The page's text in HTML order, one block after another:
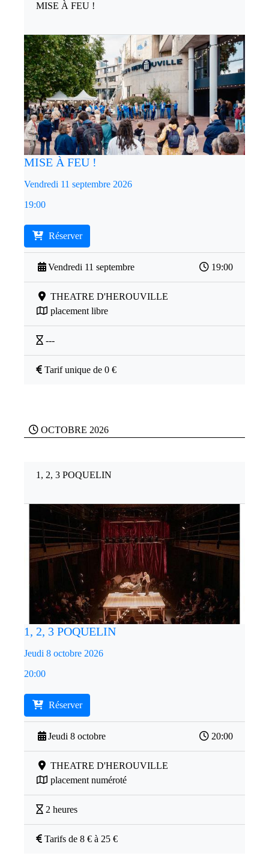
MISE À FEU !
MISE À FEU !
Vendredi 11 septembre 2026
19:00
Réserver
Vendredi 11 septembre 19:00
THEATRE D'HEROUVILLE
placement libre
---
Tarif unique de 0 €
OCTOBRE 2026
1, 2, 3 POQUELIN
1, 2, 3 POQUELIN
Jeudi 8 octobre 2026
20:00
Réserver
Jeudi 8 octobre 20:00
THEATRE D'HEROUVILLE
placement numéroté
2 heures
Tarifs de 8 € à 25 €